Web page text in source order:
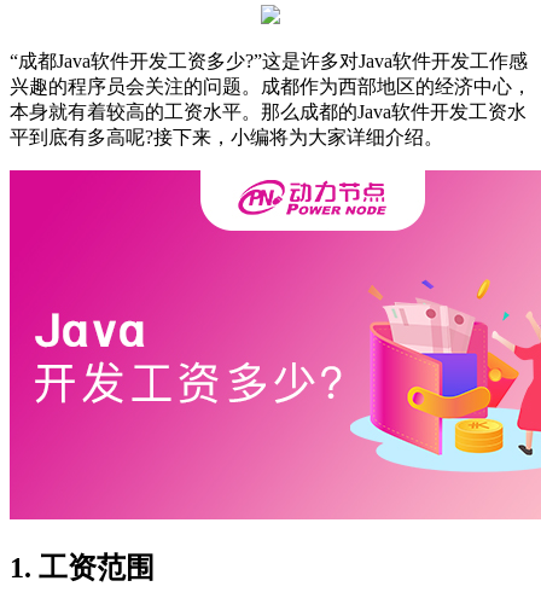
“成都Java软件开发工资多少?”这是许多对Java软件开发工作感
兴趣的程序员会关注的问题。成都作为西部地区的经济中心，
本身就有着较高的工资水平。那么成都的Java软件开发工资水
平到底有多高呢?接下来，小编将为大家详细介绍。
1. 工资范围